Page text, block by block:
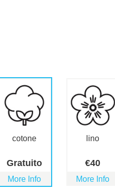
cotone
Gratuito
More Info
lino
€40
More Info